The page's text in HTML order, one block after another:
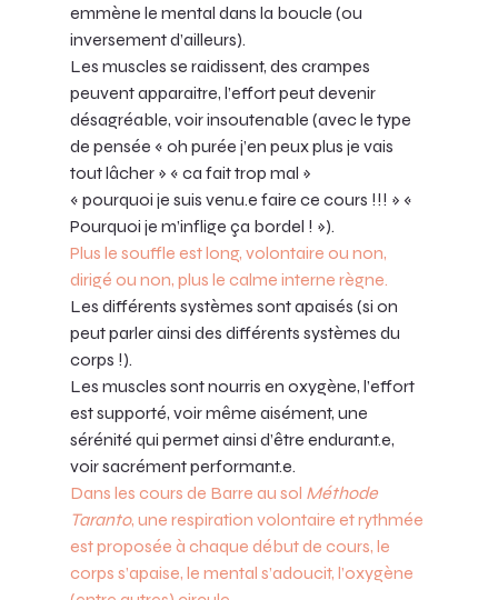
emmène le mental dans la boucle (ou
inversement d’ailleurs).
Les muscles se raidissent, des crampes
peuvent apparaitre, l’effort peut devenir
désagréable, voir insoutenable (avec le type
de pensée « oh purée j’en peux plus je vais
tout lâcher » « ca fait trop mal »
« pourquoi je suis venu.e faire ce cours !!! » «
Pourquoi je m’inflige ça bordel ! »).
Plus le souffle est long, volontaire ou non,
dirigé ou non, plus le calme interne règne.
Les différents systèmes sont apaisés (si on
peut parler ainsi des différents systèmes du
corps !).
Les muscles sont nourris en oxygène, l’effort
est supporté, voir même aisément, une
sérénité qui permet ainsi d’être endurant.e,
voir sacrément performant.e.
Dans les cours de Barre au sol Méthode
Taranto, une respiration volontaire et rythmée
est proposée à chaque début de cours, le
corps s’apaise, le mental s’adoucit, l’oxygène